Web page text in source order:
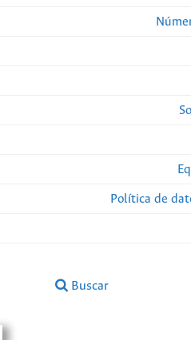
Política de
Buscar